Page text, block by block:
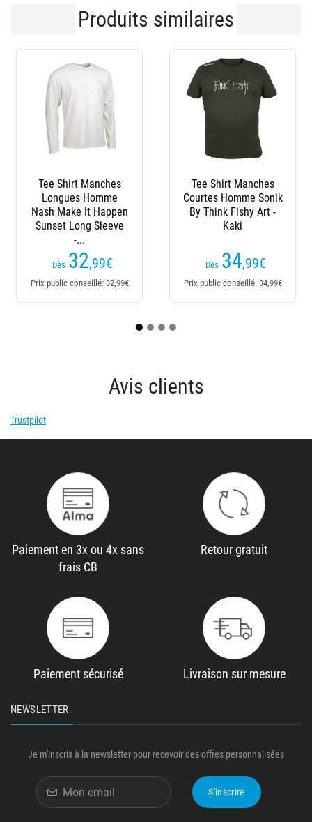
Produits similaires
Tee Shirt Manches
Courtes Homme Sonik
By Think Fishy Art -
Kaki
34 ,99€
Prix public conseillé: 34,99€
Tee Shirt Manche
Longues Homme
Savage Gear Marine
32 ,90€
Prix public conseillé: 39,99€
Avis clients
Trustpilot
Paiement en 3x ou 4x sans
frais CB
Retour gratuit
Paiement sécurisé Livraison sur mesure
NEWSLETTER
Je m'inscris à la newsletter pour recevoir des offres personnalisées
S'inscrire